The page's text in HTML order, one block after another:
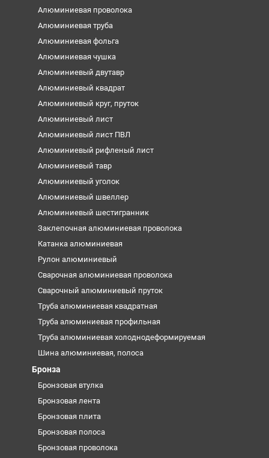
Алюминиевая проволока
Алюминиевая труба
Алюминиевая фольга
Алюминиевая чушка
Алюминиевый двутавр
Алюминиевый квадрат
Алюминиевый круг, пруток
Алюминиевый лист
Алюминиевый лист ПВЛ
Алюминиевый рифленый лист
Алюминиевый тавр
Алюминиевый уголок
Алюминиевый швеллер
Алюминиевый шестигранник
Заклепочная алюминиевая проволока
Катанка алюминиевая
Рулон алюминиевый
Сварочная алюминиевая проволока
Сварочный алюминиевый пруток
Труба алюминиевая квадратная
Труба алюминиевая профильная
Труба алюминиевая холоднодеформируемая
Шина алюминиевая, полоса
Бронза
Бронзовая втулка
Бронзовая лента
Бронзовая плита
Бронзовая полоса
Бронзовая проволока